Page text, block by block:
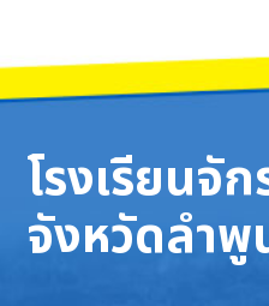
โรงเรียนจั
จังหวัดลำพู